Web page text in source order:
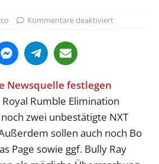
Kommentare deaktiviert
Rumble Elimination
zwei unbestätigte NXT
sollen auch noch Bo
Page sowie ggf. Bully Ray